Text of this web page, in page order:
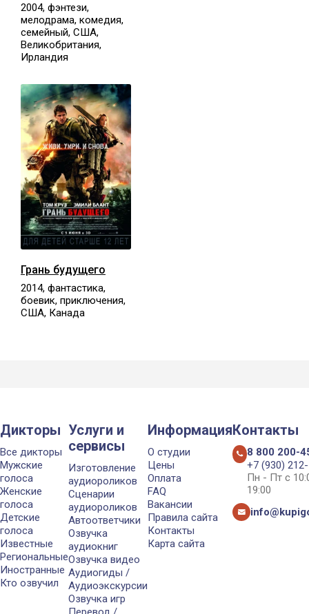
2004, фэнтези,
мелодрама, комедия,
семейный, США,
Великобритания,
Ирландия
Грань будущего
2014, фантастика,
боевик, приключения,
США, Канада
Дикторы
Все дикторы
Мужские
голоса
Женские
голоса
Детские
голоса
Известные
Региональные
Иностранные
Кто озвучил
Услуги и
сервисы
Изготовление
аудиороликов
Сценарии
аудиороликов
Автоответчики
Озвучка
аудиокниг
Озвучка видео
Аудиогиды /
Аудиоэкскурсии
Озвучка игр
Информация
О студии
Цены
Оплата
FAQ
Вакансии
Правила сайта
Контакты
Карта сайта
Контакты
8 800 200-
+7 (930)
Пн - Пт с
19:00